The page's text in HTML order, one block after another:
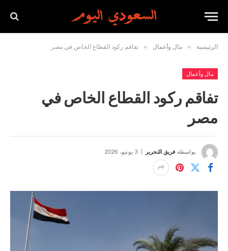
الرئيسية » مال وأعمال » تفاقم ركود القطاع الخاص في مصر
مال وأعمال
تفاقم ركود القطاع الخاص في
مصر
بواسطة فريق التحرير 3 يونيو، 2026